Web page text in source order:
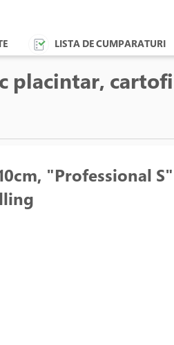
LISTA DE CUMPARATURI
placintar, cartofi
"Professional